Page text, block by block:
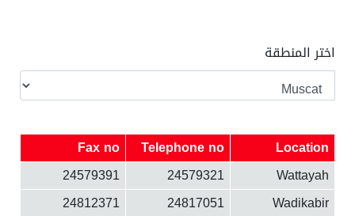
اختر المنطقة
Location
Telephone no
Fax no
Wattayah
24579321
24579391
Wadikabir
24817051
24812371